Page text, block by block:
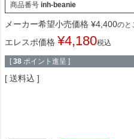
商品番号 inh-beanie
メーカー希望小売価格 ¥4,400のと
エレスポ価格 ¥4,180税込
[ 38 ポイント進呈 ]
送料込